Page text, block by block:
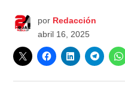
por Redacción
abril 16, 2025